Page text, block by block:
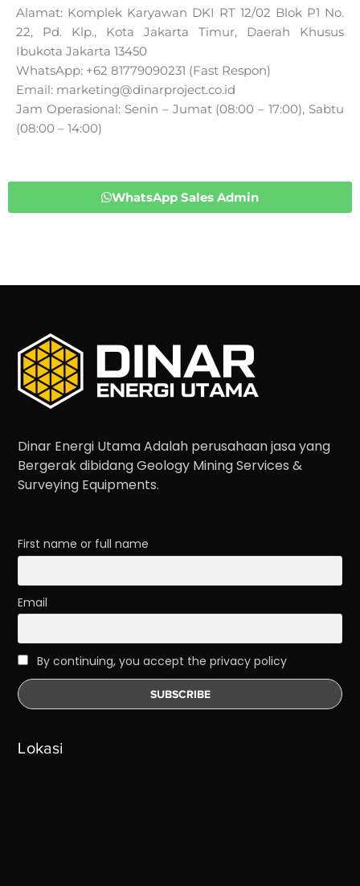
Alamat: Komplek Karyawan DKI RT 12/02 Blok P1 No.
22, Pd. Klp., Kota Jakarta Timur, Daerah Khusus
Ibukota Jakarta 13450
WhatsApp: +62 81779090231 (Fast Respon)
Email: marketing@dinarproject.co.id
Jam Operasional: Senin – Jumat (08:00 – 17:00), Sabtu
(08:00 – 14:00)
WhatsApp Sales Admin
Dinar Energi Utama Adalah perusahaan jasa yang
Bergerak dibidang Geology Mining Services &
Surveying Equipments.
First name or full name
Email
By continuing, you accept the privacy policy
Lokasi